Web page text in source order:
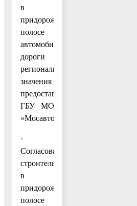
в
придорожной
полосе
автомобильной
дороги
регионального
значения
предоставляется
ГБУ МО
«Мосавтодор».
·
Согласование
строительства
в
придорожной
полосе